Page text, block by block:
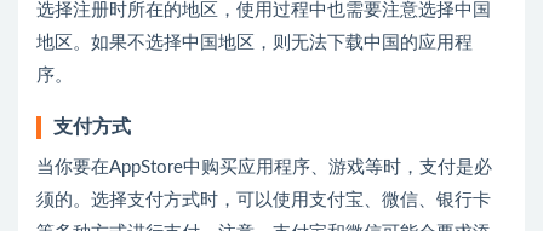
选择注册时所在的地区，使用过程中也需要注意选择中国
地区。如果不选择中国地区，则无法下载中国的应用程
序。
支付方式
当你要在AppStore中购买应用程序、游戏等时，支付是必
须的。选择支付方式时，可以使用支付宝、微信、银行卡